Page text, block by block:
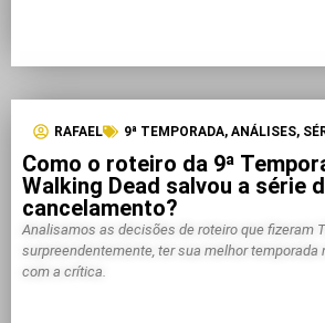
RAFAEL 9ª TEMPORADA, ANÁLISES,
Como o roteiro da 9ª
Walking Dead salvou a série
cancelamento?
Analisamos as decisões de roteiro que fizeram
surpreendentemente, ter sua melhor temporada
com a crítica.